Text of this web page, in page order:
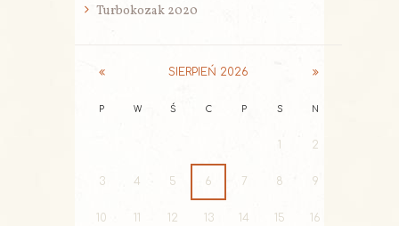
Turbokozak 2020
SIERPIEŃ 2026
P W Ś C P S N
1 2
3 4 5 6 7 8 9
10 11 12 13 14 15 16